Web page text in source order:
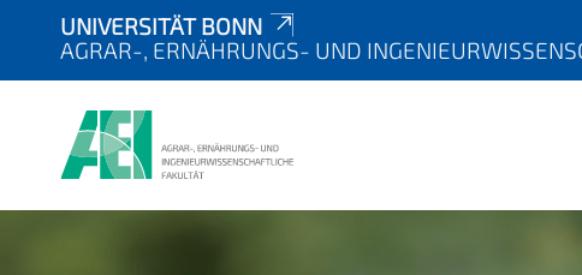
UNIVERSITÄT BONN
AGRAR-, ERNÄHRUNGS- UND